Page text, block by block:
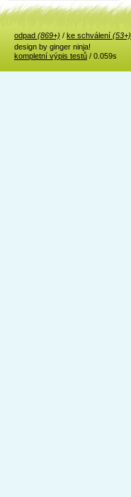
odpad (869+) / ke schválení (53+)
design by ginger ninja!
kompletní výpis testů / 0.059s